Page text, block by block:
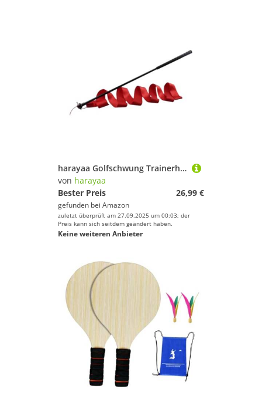
harayaa Golfschwung Trainerhilfe mit Band, Rutschfester Griff für Golfer, 68 cm, Aufwärmstange
von harayaa
Bester Preis
26,99 €
gefunden bei Amazon
zuletzt überprüft am 27.09.2025 um 00:03; der
Preis kann sich seitdem geändert haben.
Keine weiteren Anbieter